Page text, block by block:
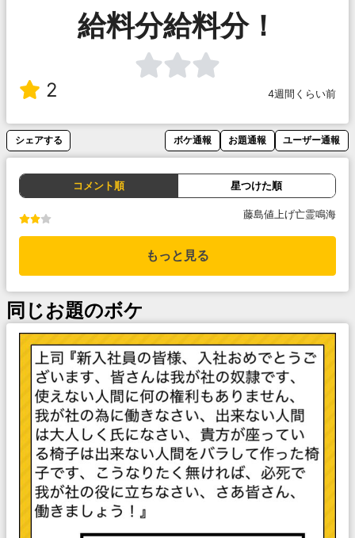
給料分給料分！
2 4週間くらい前
シェアする ボケ通報 お題通報 ユーザー通報
コメント順 星つけた順
藤島値上げ亡霊鳴海
もっと見る
同じお題のボケ